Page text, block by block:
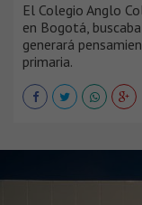
El Colegio Anglo
en Bogotá,
generará
primaria.